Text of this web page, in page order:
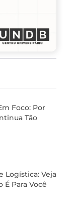
Foco: Por
Tão
Logística: Veja
É Para Você